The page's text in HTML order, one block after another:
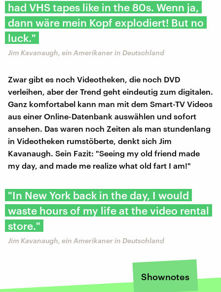
had VHS tapes like in the 80s. Wenn ja,
dann wäre mein Kopf explodiert! But no
luck."
Jim Kavanaugh, ein Amerikaner in Deutschland
Zwar gibt es noch Videotheken, die noch DVD
verleihen, aber der Trend geht eindeutig zum digitalen.
Ganz komfortabel kann man mit dem Smart-TV Videos
aus einer Online-Datenbank auswählen und sofort
ansehen. Das waren noch Zeiten als man stundenlang
in Videotheken rumstöberte, denkt sich Jim
Kavanaugh. Sein Fazit: "Seeing my old friend made
my day, and made me realize what old fart I am!"
"In New York back in the day, I would
waste hours of my life at the video rental
store."
Jim Kavanaugh, ein Amerikaner in Deutschland
Shownotes